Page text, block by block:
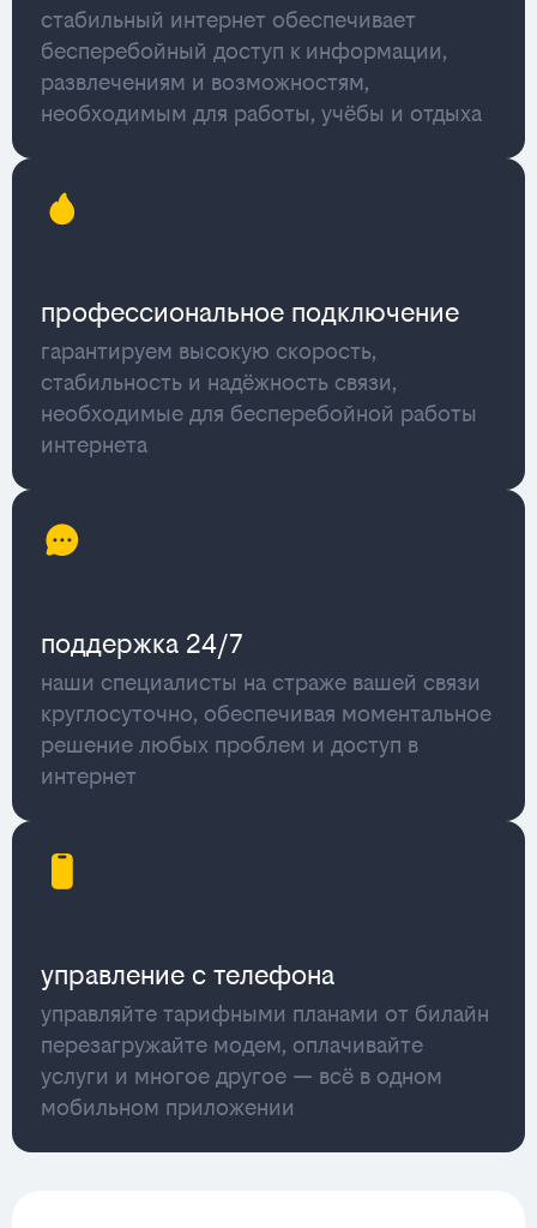
стабильный интернет обеспечивает
бесперебойный доступ к информации,
развлечениям и возможностям,
необходимым для работы, учёбы и отдыха
профессиональное подключение
гарантируем высокую скорость,
стабильность и надёжность связи,
необходимые для бесперебойной работы
интернета
поддержка 24/7
наши специалисты на страже вашей связи
круглосуточно, обеспечивая моментальное
решение любых проблем и доступ в
интернет
управление с телефона
управляйте тарифными планами от билайн
перезагружайте модем, оплачивайте
услуги и многое другое — всё в одном
мобильном приложении